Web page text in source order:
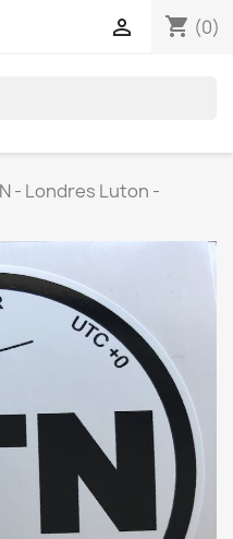
shopping_cart (0)

- Londres Luton -